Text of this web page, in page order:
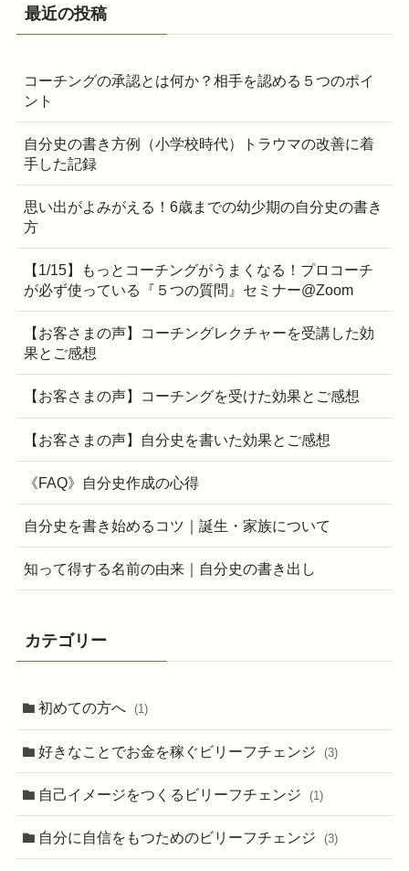
最近の投稿
コーチングの承認とは何か？相手を認める５つのポイ
ント
自分史の書き方例（小学校時代）トラウマの改善に着
手した記録
思い出がよみがえる！6歳までの幼少期の自分史の書き
方
【1/15】もっとコーチングがうまくなる！プロコーチ
が必ず使っている『５つの質問』セミナー@Zoom
【お客さまの声】コーチングレクチャーを受講した効
果とご感想
【お客さまの声】コーチングを受けた効果とご感想
【お客さまの声】自分史を書いた効果とご感想
《FAQ》自分史作成の心得
自分史を書き始めるコツ｜誕生・家族について
知って得する名前の由来｜自分史の書き出し
カテゴリー
初めての方へ (1)
好きなことでお金を稼ぐビリーフチェンジ (3)
自己イメージをつくるビリーフチェンジ (1)
自分に自信をもつためのビリーフチェンジ (3)